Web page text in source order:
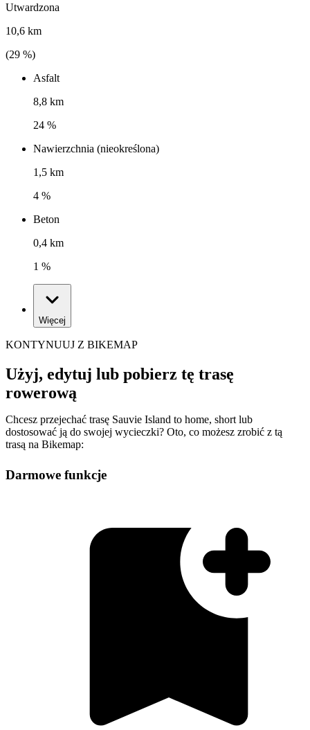
Utwardzona
10,6 km
(29 %)
Asfalt
8,8 km
24 %
Nawierzchnia (nieokreślona)
1,5 km
4 %
Beton
0,4 km
1 %
Więcej
KONTYNUUJ Z BIKEMAP
Użyj, edytuj lub pobierz tę trasę
rowerową
Chcesz przejechać trasę Sauvie Island to home, short lub
dostosować ją do swojej wycieczki? Oto, co możesz zrobić z tą
trasą na Bikemap:
Darmowe funkcje